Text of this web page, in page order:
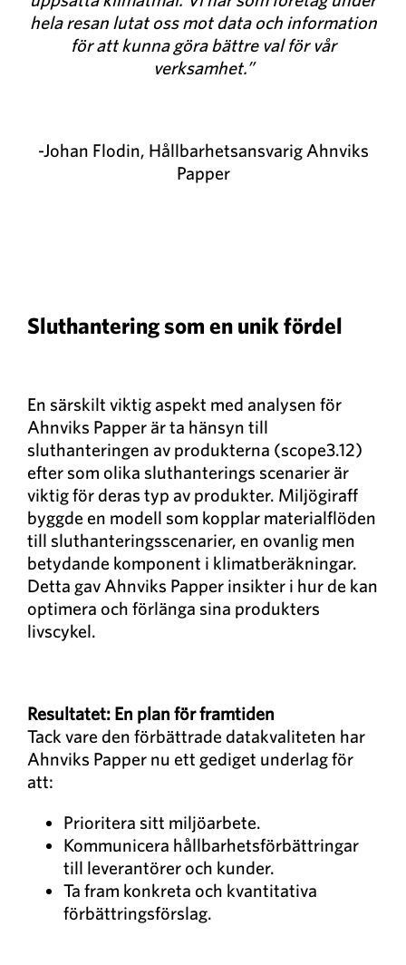
hela resan lutat oss mot data och information
för att kunna göra bättre val för vår
verksamhet.”
-Johan Flodin, Hållbarhetsansvarig Ahnviks
Papper
Sluthantering som en unik fördel
En särskilt viktig aspekt med analysen för
Ahnviks Papper är ta hänsyn till
sluthanteringen av produkterna (scope3.12)
efter som olika sluthanterings scenarier är
viktig för deras typ av produkter. Miljögiraff
byggde en modell som kopplar materialflöden
till sluthanteringsscenarier, en ovanlig men
betydande komponent i klimatberäkningar.
Detta gav Ahnviks Papper insikter i hur de kan
optimera och förlänga sina produkters
livscykel.
Resultatet: En plan för framtiden
Tack vare den förbättrade datakvaliteten har
Ahnviks Papper nu ett gediget underlag för
att:
Prioritera sitt miljöarbete.
Kommunicera hållbarhetsförbättringar
till leverantörer och kunder.
Ta fram konkreta och kvantitativa
förbättringsförslag.